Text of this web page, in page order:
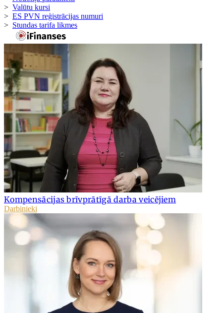
> Valūtu kursi
> ES PVN reģistrācijas numuri
> Stundas tarifa likmes
Kompensācijas brīvprātīgā darba veicējiem
Darbinieki